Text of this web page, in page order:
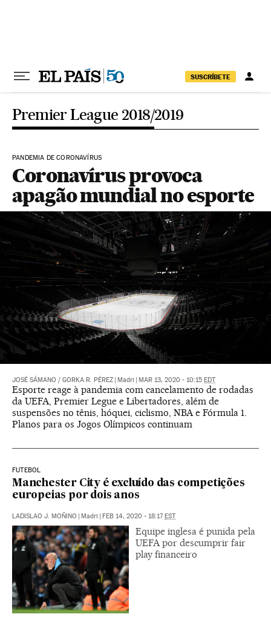
SUSCRÍBETE
Premier League 2018/2019
PANDEMIA DE CORONAVÍRUS
Coronavírus provoca
apagão mundial no esporte
JOSÉ SÁMANO / GORKA R. PÉREZ Madri MAR 13, 2020 - 10:15 EDT
Esporte reage à pandemia com cancelamento de rodadas
da UEFA, Premier Legue e Libertadores, além de
suspensões no tênis, hóquei, ciclismo, NBA e Fórmula 1.
Planos para os Jogos Olímpicos continuam
FUTEBOL
Manchester City é excluído das competições
europeias por dois anos
LADISLAO J. MOÑINO Madri FEB 14, 2020 - 18:17 EST
Equipe inglesa é punida pela
UEFA por descumprir fair
play financeiro